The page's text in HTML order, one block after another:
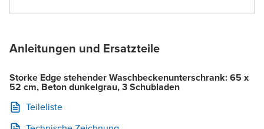
Anleitungen und Ersatzteile
Storke Edge stehender Waschbeckenunterschrank: 65 x
52 cm, Beton dunkelgrau, 3 Schubladen
Teileliste